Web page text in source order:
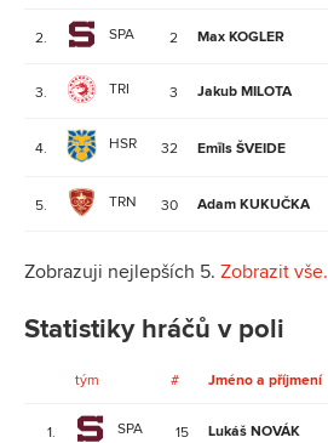
2. SPA 2 Max KOGLER
3. TRI 3 Jakub MILOTA
4. HSR 32 Emīls ŠVEIDE
5. TRN 30 Adam KUKUČKA
Zobrazuji nejlepších 5. Zobrazit vše.
Statistiky hráčů v poli
tým # Jméno a příjmení
1. SPA 15 Lukáš NOVÁK